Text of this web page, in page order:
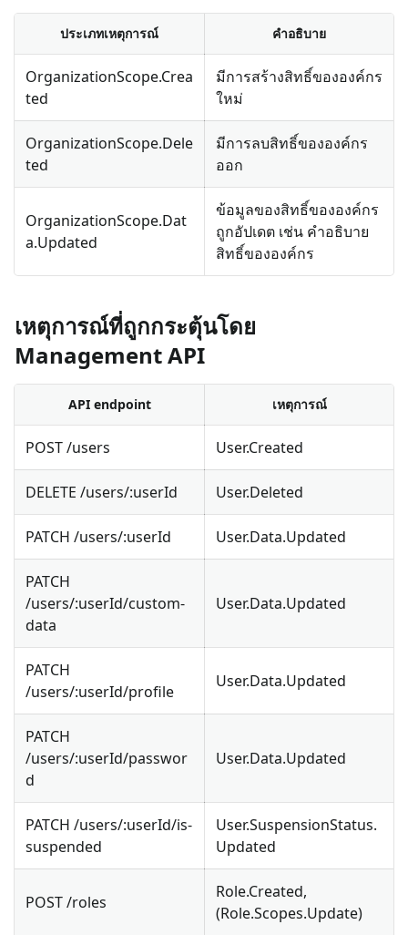
ประเภทเหตุการณ์ คำอธิบาย
OrganizationScope.Crea
ted
มีการสร้างสิทธิ์ขององค์กร
ใหม่
OrganizationScope.Dele
ted
มีการลบสิทธิ์ขององค์กร
ออก
OrganizationScope.Dat
a.Updated
ข้อมูลของสิทธิ์ขององค์กร
ถูกอัปเดต เช่น คำอธิบาย
สิทธิ์ขององค์กร
เหตุการณ์ที่ถูกกระตุ้นโดย
Management API
API endpoint เหตุการณ์
POST /users User.Created
DELETE /users/:userId User.Deleted
PATCH /users/:userId User.Data.Updated
PATCH
/users/:userId/custom-
data
User.Data.Updated
PATCH
/users/:userId/profile
User.Data.Updated
PATCH
/users/:userId/passwor
d
User.Data.Updated
PATCH /users/:userId/is-
suspended
User.SuspensionStatus.
Updated
POST /roles
Role.Created,
(Role.Scopes.Update)